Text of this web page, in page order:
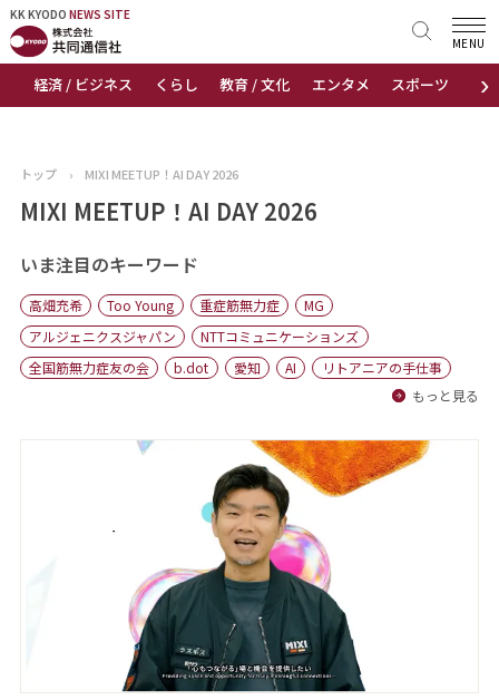
KK KYODO NEWS SITE
›
経済 / ビジネス くらし 教育 / 文化 エンタメ スポーツ 地域
MENU
KK KYODONEWS SITE
トップページ
ニュース
おすすめコンテンツ
出版物
会社概要
トップ › MIXI MEETUP！AI DAY 2026
MIXI MEETUP！AI DAY 2026
いま注目のキーワード
高畑充希 Too Young 重症筋無力症
MG
アルジェニクスジャパン
NTTコミュニケーションズ
全国筋無力症友の会
b.dot 愛知 AI
リトアニアの手仕事
もっと見る